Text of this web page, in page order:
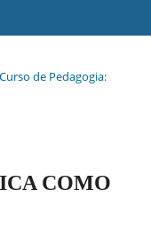
de Pedagogia:
COMO